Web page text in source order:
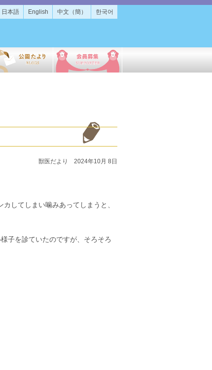
日本語 English 中文（簡） 한국어
獣医だより 2024年10月 8日
してしまい噛みあってしまうと、
子を診ていたのですが、そろそろ